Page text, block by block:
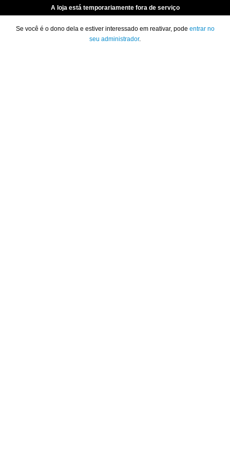
A loja está temporariamente fora de serviço
Se você é o dono dela e estiver interessado em reativar, pode entrar no
seu administrador.